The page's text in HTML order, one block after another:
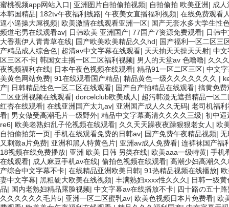
蜜桃视频app网站入口| 亚洲图片自拍偷拍视频| 自拍偷拍 欧美亚洲| 成人
本韩国精品| 182tv午夜福利线路| 午夜美女直播福利视频| 在线免费观看
逼小逼操大屌视频| 欧美激情在线观看亚洲一区| 国产无套水多大学生性
频道宅男在线观看av| 日韩欧美 亚洲国产| 77国产7资源免费观看| 日韩
大香蕉伊人青青草在线| 国产欧美欧美精品久久hd| 国产福利一区二区三
产精品成人综合色| 超清av中文字幕在线观看| 天天抽天天操天天射| 中文
区三区不卡| 韩国女主播一区二区福利视频| 男人的天堂av 色噜噜| 久久
夜视频福利在线| 日本午夜色视频在线观看| 精品91一区二区三区| 中文
美黄色网站免费| 91在线观看国产精品| 精品黄色一级久久久久久久久 |
产| 日韩精品性色一区二区在线观看| 国产自产拍精品在线观看| 搞黄免费
二区亚洲视频在线观看| dorcelclub欧美成人 | 超污韩漫无遮挡精品一区
红杏在线观看| 在线亚洲国产太九av| 亚洲国产成人久久无码| 老司机福
看| 男女做受高潮毛片一级野外| 精品中文字幕高清久久久久三级| 初中逼
re6| 欧美老熟妇乱子伦视频在线观看| 久久天天躁夜夜躁狠狠老女人 | 欧
自拍偷拍第一页| 手机在线观看免费的日韩av| 国产免费午夜精品视频| 无
又刺激a片免费| 亚洲和黑人特黄色片| 亚洲av成人免费看| 连裤袜国产福
18视频在线免费播放| 亚洲 欧美 日韩 另类在线| 欧美aaa一级特黄| 手机
在线观看| 成人麻豆手机av在线| 偷拍色视频在线观看| 高潮少妇高潮久
产综合中文字幕不卡| 在线精品亚洲欧美日韩| 91热精品视频在线播放|
妻中文字幕| 黑粗硬大欧美在线视频| 丰满熟妇xxxx性久久久 | 日韩一级
品| 国内老熟妇精品露脸视频| 中文字幕av在线播放不卡| 四十路の五十
久久久久久久毛片5| 亚洲一区二区蜜乳av| 欧美色视频日本片免费看| 欧